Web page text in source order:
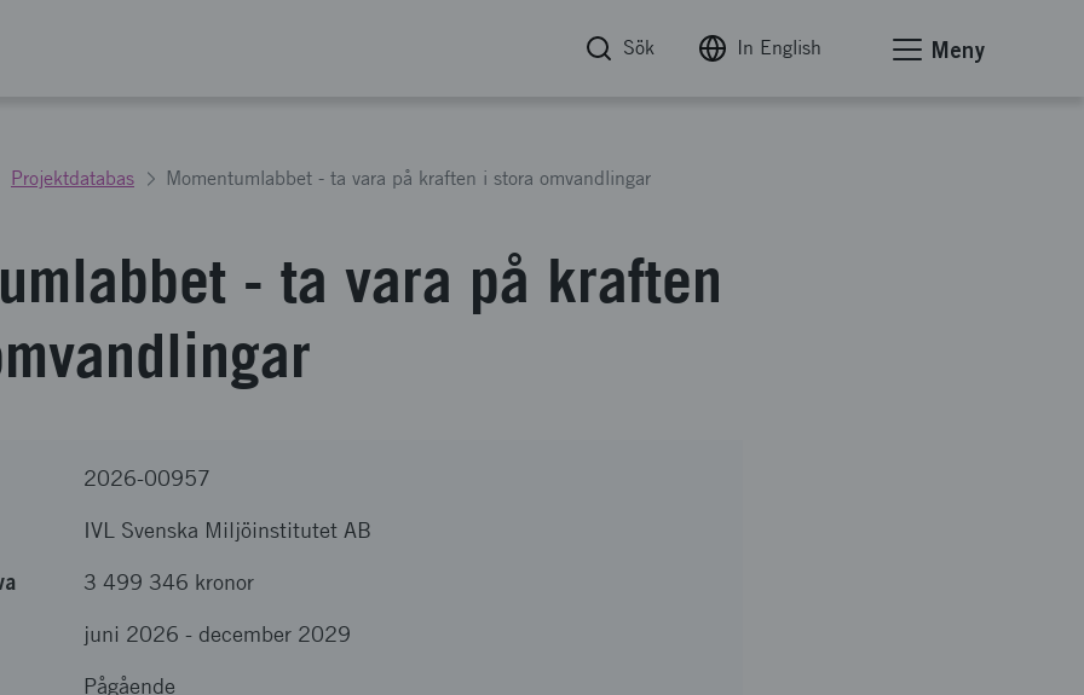
Sök In English Meny
Projektdatabas Momentumlabbet - ta vara på kraften i stora omvandlingar
- ta vara på kraften
2026-00957
IVL Svenska Miljöinstitutet AB
3 499 346 kronor
juni 2026 - december 2029
Pågående